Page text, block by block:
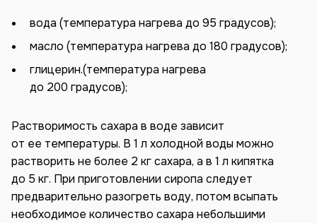
вода (температура нагрева до 95 градусов);
масло (температура нагрева до 180 градусов);
глицерин.(температура нагрева
до 200 градусов);
Растворимость сахара в воде зависит
от ее температуры. В 1 л холодной воды можно
растворить не более 2 кг сахара, а в 1 л кипятка
до 5 кг. При приготовлении сиропа следует
предварительно разогреть воду, потом всыпать
необходимое количество сахара небольшими